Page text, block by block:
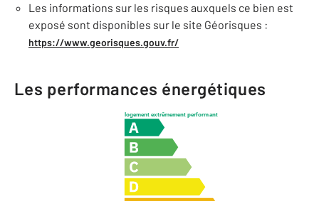
Les informations sur les risques auxquels ce bien est
exposé sont disponibles sur le site Géorisques :
https://www.georisques.gouv.fr/
Les performances énergétiques
logement extrêmement performant